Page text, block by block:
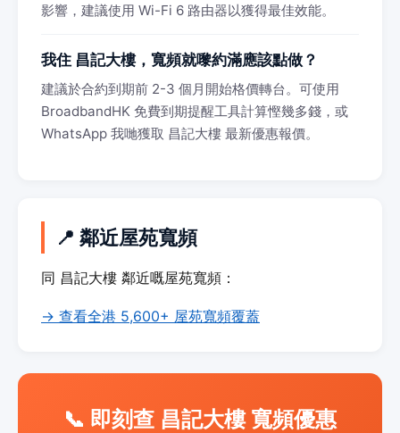
影響，建議使用 Wi-Fi 6 路由器以獲得最佳效能。
我住 昌記大樓，寬頻就嚟約滿應該點做？
建議於合約到期前 2-3 個月開始格價轉台。可使用
BroadbandHK 免費到期提醒工具計算慳幾多錢，或
WhatsApp 我哋獲取 昌記大樓 最新優惠報價。
📍 鄰近屋苑寬頻
同 昌記大樓 鄰近嘅屋苑寬頻：
→ 查看全港 5,600+ 屋苑寬頻覆蓋
📞 即刻查 昌記大樓 寬頻優惠